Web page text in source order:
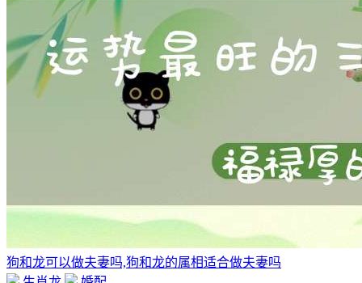
狗和龙可以做夫妻吗,狗和龙的属相适合做夫妻吗